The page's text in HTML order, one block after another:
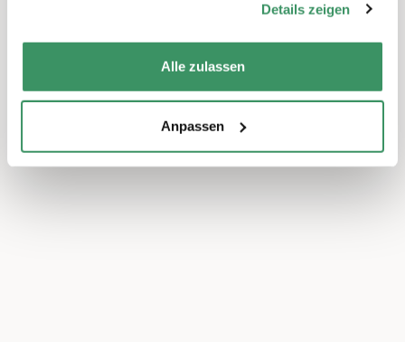
Details zeigen
Alle zulassen
Anpassen